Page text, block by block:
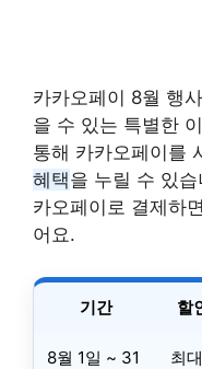
카카오페이 8월 행
을 수 있는 특별한
통해 카카오페이를
혜택을 누릴 수 있
카오페이로 결제하
어요.
기간 할
8월 1일 ~ 31
최대